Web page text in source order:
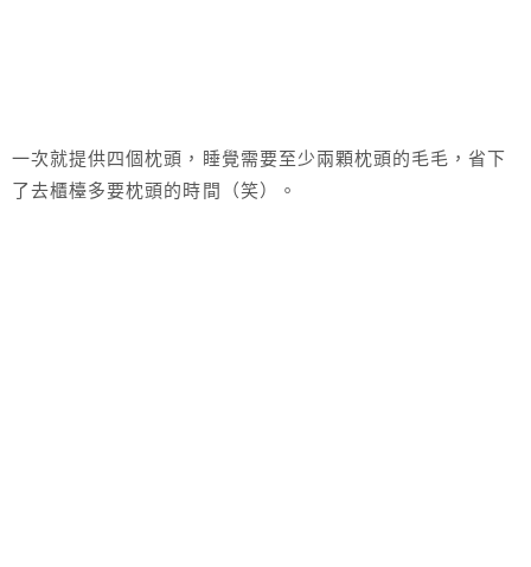
一次就提供四個枕頭，睡覺需要至少兩顆枕頭的毛毛，省下
了去櫃檯多要枕頭的時間（笑）。